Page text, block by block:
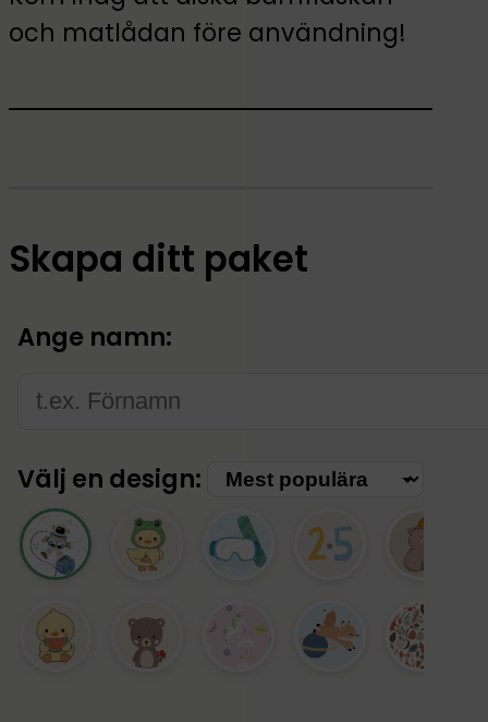
och matlådan före användning!
Skapa ditt paket
Ange namn:
Välj en design: